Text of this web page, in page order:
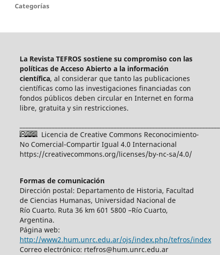
Categorías
La Revista TEFROS sostiene su compromiso con las
políticas de Acceso Abierto a la información
científica, al considerar que tanto las publicaciones
científicas como las investigaciones financiadas con
fondos públicos deben circular en Internet en forma
libre, gratuita y sin restricciones.
Licencia de Creative Commons Reconocimiento-
No Comercial-Compartir Igual 4.0 Internacional
https://creativecommons.org/licenses/by-nc-sa/4.0/
Formas de comunicación
Dirección postal: Departamento de Historia, Facultad
de Ciencias Humanas, Universidad Nacional de
Río Cuarto. Ruta 36 km 601 5800 –Río Cuarto,
Argentina.
Página web:
http://www2.hum.unrc.edu.ar/ojs/index.php/tefros/index
Correo electrónico: rtefros@hum.unrc.edu.ar